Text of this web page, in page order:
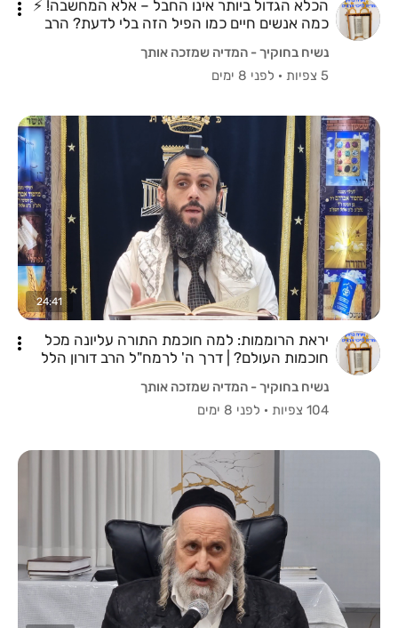
הכלא הגדול ביותר אינו החבל – אלא המחשבה! ⚡
כמה אנשים חיים כמו הפיל הזה בלי לדעת? הרב
נשיח בחוקיך - המדיה שמזכה אותך
5 צפיות
· לפני 8 ימים
24:41
יראת הרוממות: למה חוכמת התורה עליונה מכל
חוכמות העולם? | דרך ה' לרמח"ל הרב דורון הלל
נשיח בחוקיך - המדיה שמזכה אותך
104 צפיות
· לפני 8 ימים